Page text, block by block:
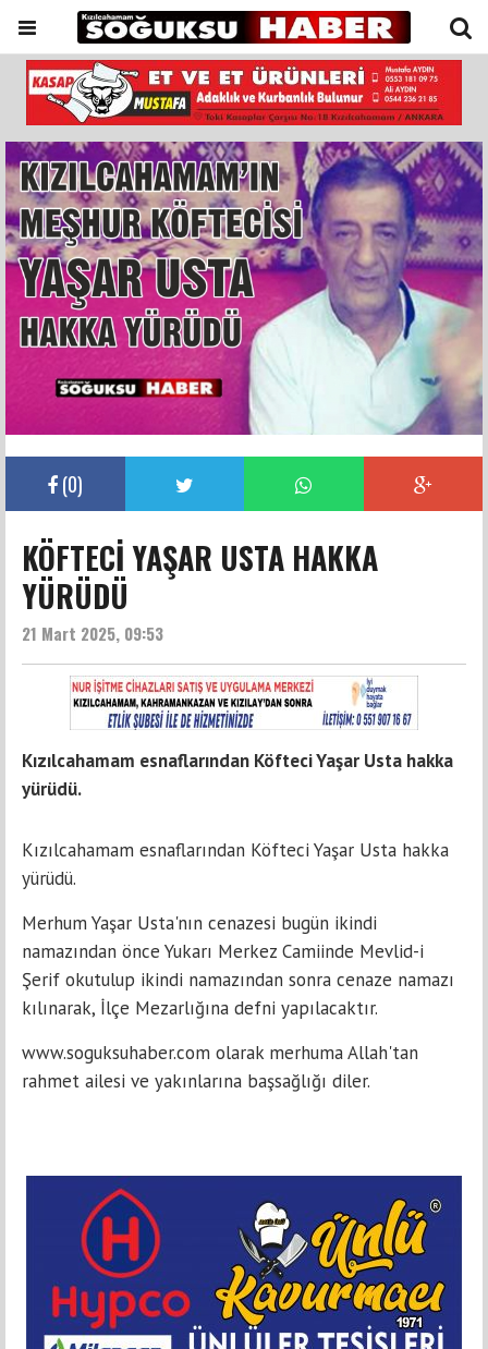
(0)
KÖFTECİ YAŞAR USTA HAKKA
YÜRÜDÜ
21 Mart 2025, 09:53
Kızılcahamam esnaflarından Köfteci Yaşar Usta hakka
yürüdü.
Kızılcahamam esnaflarından Köfteci Yaşar Usta hakka
yürüdü.
Merhum Yaşar Usta'nın cenazesi bugün ikindi
namazından önce Yukarı Merkez Camiinde Mevlid-i
Şerif okutulup ikindi namazından sonra cenaze namazı
kılınarak, İlçe Mezarlığına defni yapılacaktır.
www.soguksuhaber.com olarak merhuma Allah'tan
rahmet ailesi ve yakınlarına başsağlığı diler.